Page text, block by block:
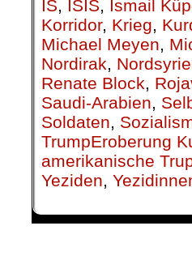
IS, ISIS, Ismail
Korridor, Krieg,
Michael Meyen,
Nordirak,
Renate Block,
Saudi-Arabien,
Soldaten,
TrumpEroberung
amerikanische
Yeziden,